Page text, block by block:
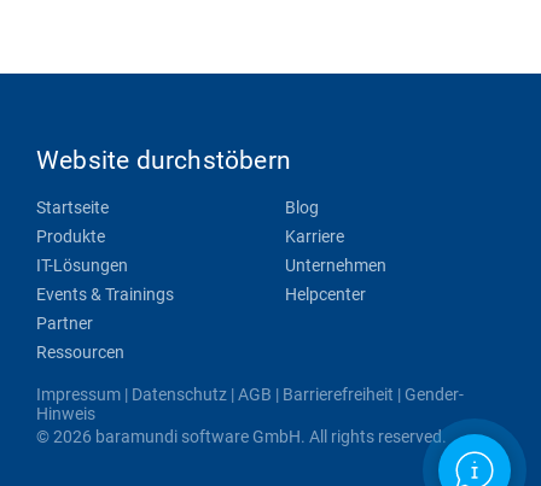
Website durchstöbern
Startseite
Produkte
IT-Lösungen
Events & Trainings
Partner
Ressourcen
Blog
Karriere
Unternehmen
Helpcenter
Impressum | Datenschutz |AGB | Barrierefreiheit | Gender-
Hinweis
© 2026 baramundi software GmbH. All rights reserved.